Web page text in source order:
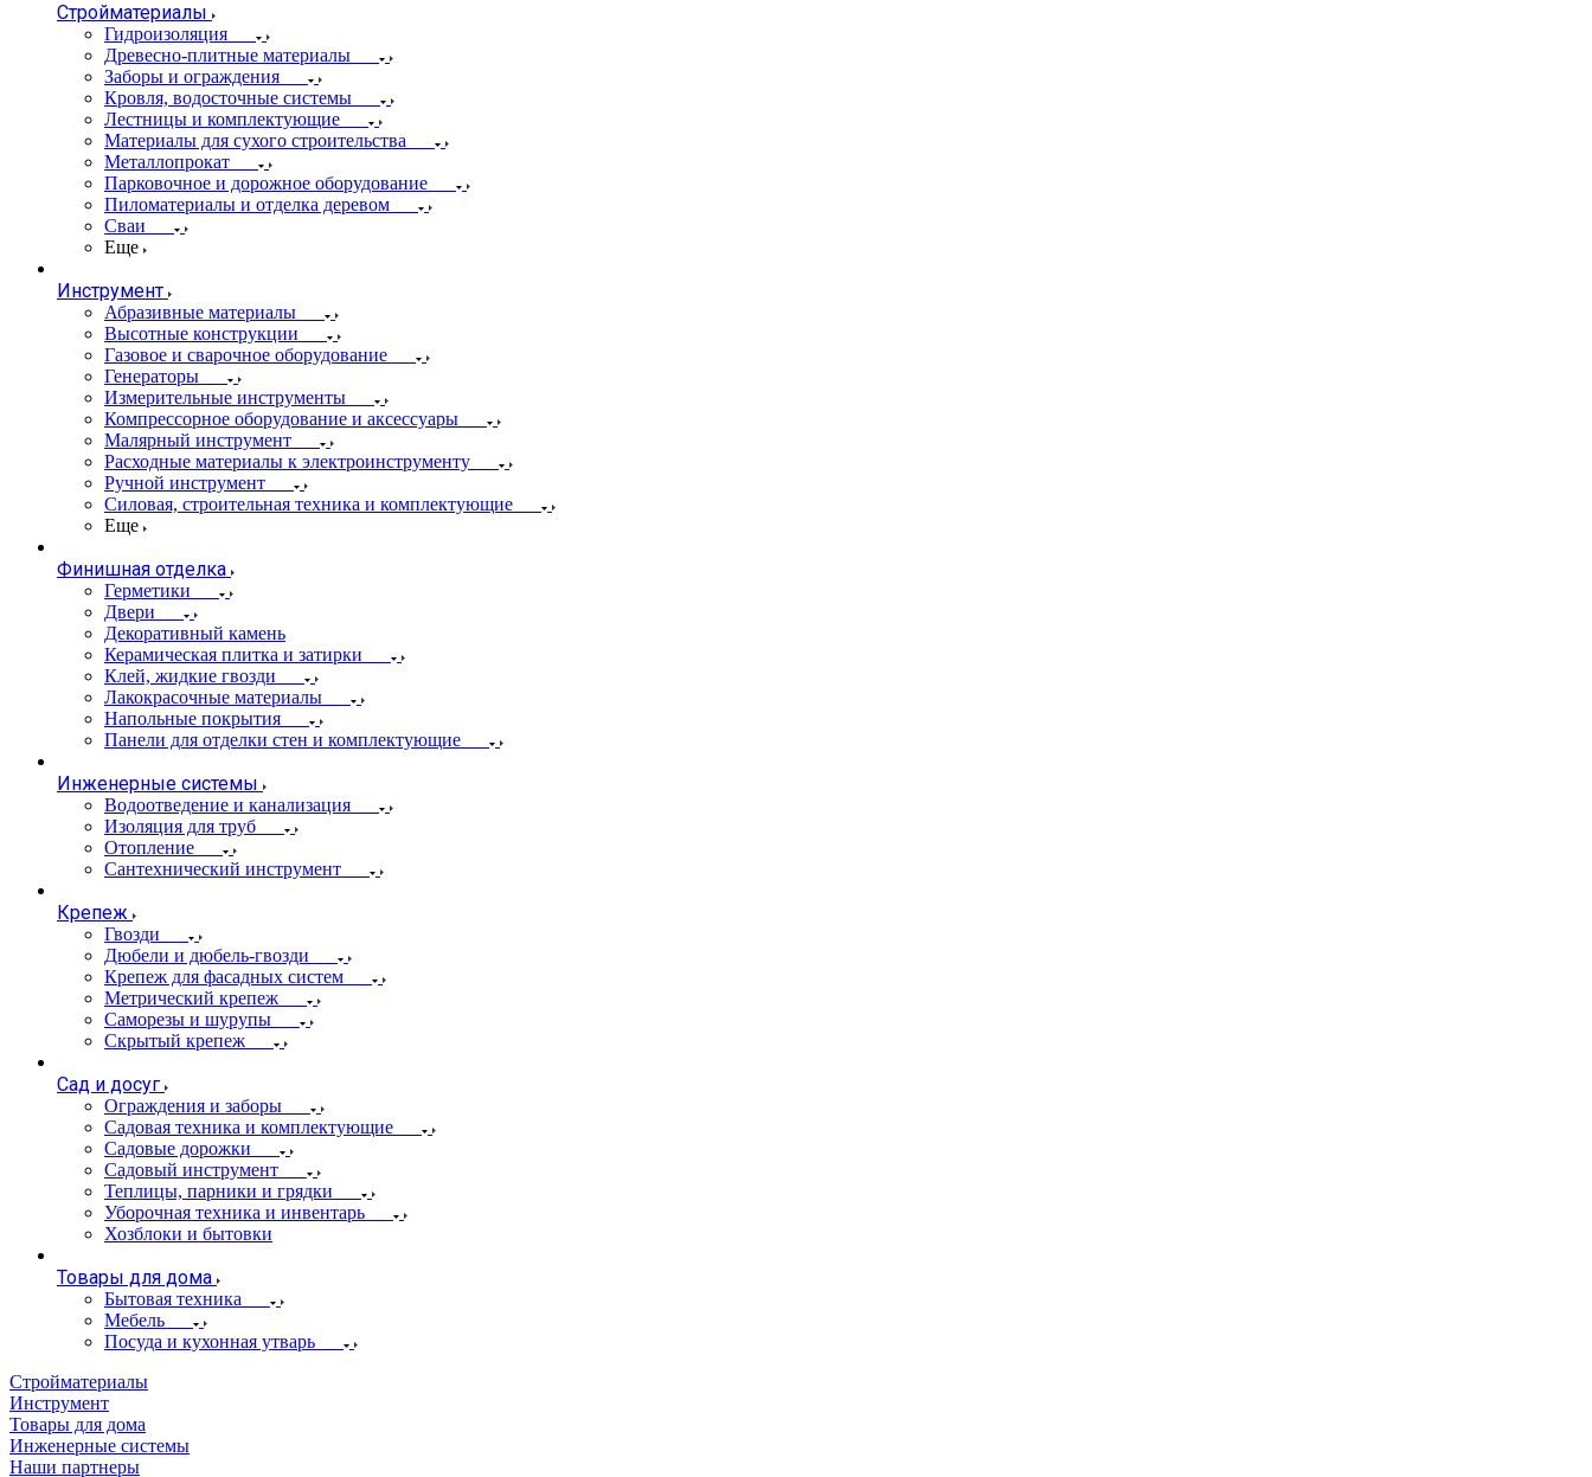
Стройматериалы
Гидроизоляция
Древесно-плитные материалы
Заборы и ограждения
Кровля, водосточные системы
Лестницы и комплектующие
Материалы для сухого строительства
Металлопрокат
Парковочное и дорожное оборудование
Пиломатериалы и отделка деревом
Сваи
Еще
Инструмент
Абразивные материалы
Высотные конструкции
Газовое и сварочное оборудование
Генераторы
Измерительные инструменты
Компрессорное оборудование и аксессуары
Малярный инструмент
Расходные материалы к электроинструменту
Ручной инструмент
Силовая, строительная техника и комплектующие
Еще
Финишная отделка
Герметики
Двери
Декоративный камень
Керамическая плитка и затирки
Клей, жидкие гвозди
Лакокрасочные материалы
Напольные покрытия
Панели для отделки стен и комплектующие
Инженерные системы
Водоотведение и канализация
Изоляция для труб
Отопление
Сантехнический инструмент
Крепеж
Гвозди
Дюбели и дюбель-гвозди
Крепеж для фасадных систем
Метрический крепеж
Саморезы и шурупы
Скрытый крепеж
Сад и досуг
Ограждения и заборы
Садовая техника и комплектующие
Садовые дорожки
Садовый инструмент
Теплицы, парники и грядки
Уборочная техника и инвентарь
Хозблоки и бытовки
Товары для дома
Бытовая техника
Мебель
Посуда и кухонная утварь
Стройматериалы
Инструмент
Товары для дома
Инженерные системы
Наши партнеры